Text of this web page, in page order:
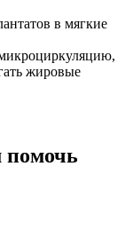
в мягкие
жировые
помочь